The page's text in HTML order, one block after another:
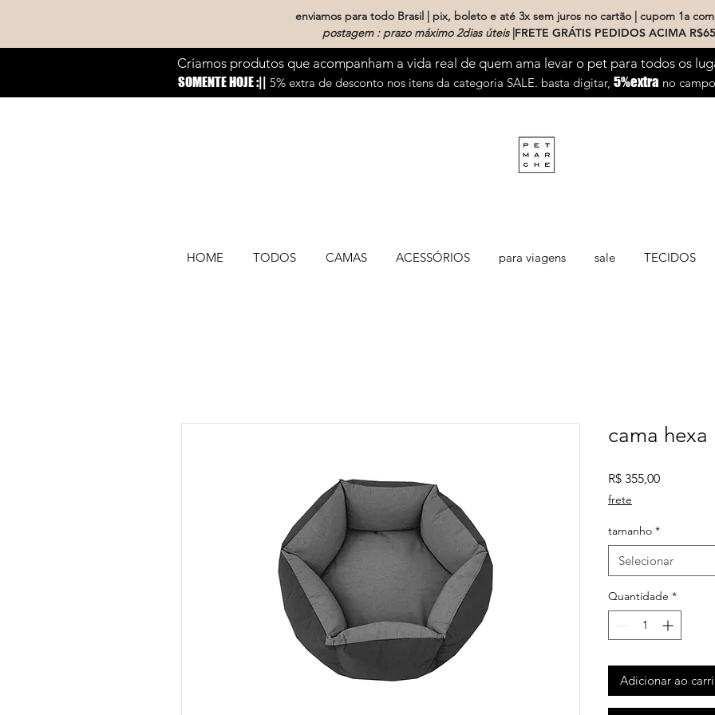
enviamos para todo Brasil | pix, boleto e até 3x sem juros no cartão | cupom 1a
postagem : prazo máximo 2dias úteis |FRETE GRÁTIS PEDIDOS ACIMA
Criamos produtos que acompanham a vida real de quem ama levar o pet para todos os
SOMENTE HOJE :|| 5% extra de desconto nos itens da categoria SALE. basta digitar, 5%extra no
HOME TODOS CAMAS ACESSÓRIOS para viagens sale TECIDOS
cama hexa
R$ 355,00Preço
frete
tamanho *
Selecionar
Quantidade *
Adicionar ao